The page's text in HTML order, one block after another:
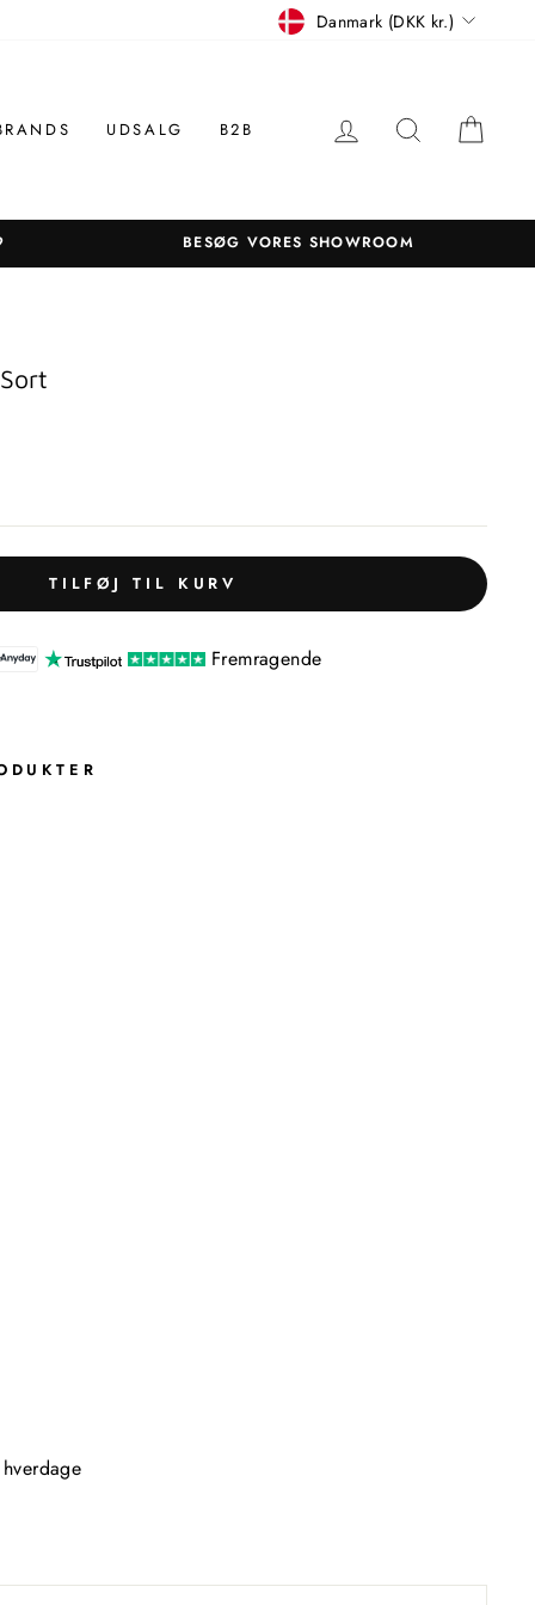
Betalingsmiddel
Danmark (DKK kr.)
UDSALG B2B LOG IN SØGNING
BESØG VORES SHOWROOM
TILFØJ TIL KURV
Fremragende